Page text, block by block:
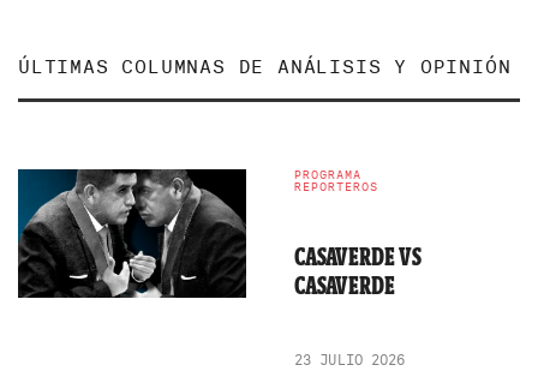
ÚLTIMAS COLUMNAS DE ANÁLISIS Y OPINIÓN
PROGRAMA
REPORTEROS
CASAVERDE VS
CASAVERDE
23 JULIO 2026